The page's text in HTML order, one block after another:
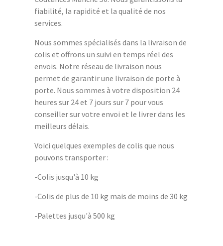
fiabilité, la rapidité et la qualité de nos
services.
Nous sommes spécialisés dans la livraison de
colis et offrons un suivi en temps réel des
envois. Notre réseau de livraison nous
permet de garantir une livraison de porte à
porte. Nous sommes à votre disposition 24
heures sur 24 et 7 jours sur 7 pour vous
conseiller sur votre envoi et le livrer dans les
meilleurs délais.
Voici quelques exemples de colis que nous
pouvons transporter :
-Colis jusqu'à 10 kg
-Colis de plus de 10 kg mais de moins de 30 kg
-Palettes jusqu'à 500 kg